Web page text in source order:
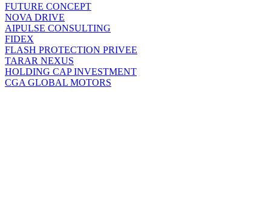
FUTURE CONCEPT
NOVA DRIVE
AIPULSE CONSULTING
FIDEX
FLASH PROTECTION PRIVEE
TARAR NEXUS
HOLDING CAP INVESTMENT
CGA GLOBAL MOTORS